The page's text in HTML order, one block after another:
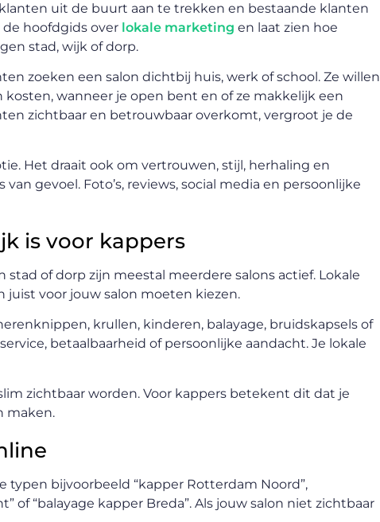
uit de buurt aan te trekken en bestaande klanten
hoofdgids over lokale marketing en laat zien hoe
stad, wijk of dorp.
zoeken een salon dichtbij huis, werk of school. Ze willen
wanneer je open bent en of ze makkelijk een
zichtbaar en betrouwbaar overkomt, vergroot je de
Het draait ook om vertrouwen, stijl, herhaling en
gevoel. Foto’s, reviews, social media en persoonlijke
is voor kappers
of dorp zijn meestal meerdere salons actief. Lokale
voor jouw salon moeten kiezen.
krullen, kinderen, balayage, bruidskapsels of
betaalbaarheid of persoonlijke aandacht. Je lokale
zichtbaar worden. Voor kappers betekent dit dat je
maken.
typen bijvoorbeeld “kapper Rotterdam Noord”,
of “balayage kapper Breda”. Als jouw salon niet zichtbaar